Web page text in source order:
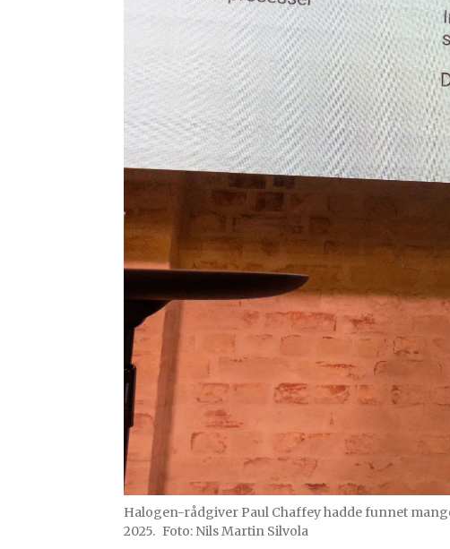
Halogen-rådgiver Paul Chaffey hadde funnet
2025. Foto: Nils Martin Silvola